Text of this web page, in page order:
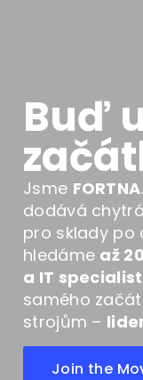
Buď
Jsme FORTNA
dodává
pro sklady po
hledáme až
a IT
samého
strojům –
Join the